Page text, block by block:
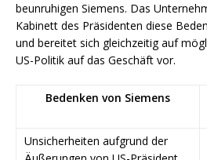
beunruhigen Siemens. Das
Kabinett des Präsidenten diese
und bereitet sich gleichzeitig auf
US-Politik auf das Geschäft vor.
Bedenken von Siemens
Unsicherheiten aufgrund der